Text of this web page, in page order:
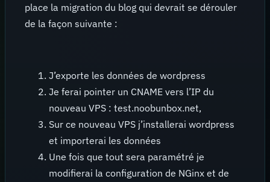
place la migration du blog qui devrait se dérouler
de la façon suivante :
J’exporte les données de wordpress
Je ferai pointer un CNAME vers l’IP du
nouveau VPS : test.noobunbox.net,
Sur ce nouveau VPS j’installerai wordpress
et importerai les données
Une fois que tout sera paramétré je
modifierai la configuration de NGinx et de